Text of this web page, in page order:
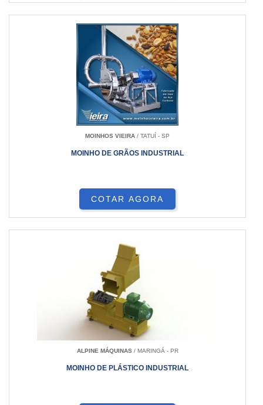
MOINHOS VIEIRA / TATUÍ - SP
MOINHO DE GRÃOS INDUSTRIAL
COTAR AGORA
ALPINE MÁQUINAS/ MARINGÁ - PR
MOINHO DE PLÁSTICO INDUSTRIAL